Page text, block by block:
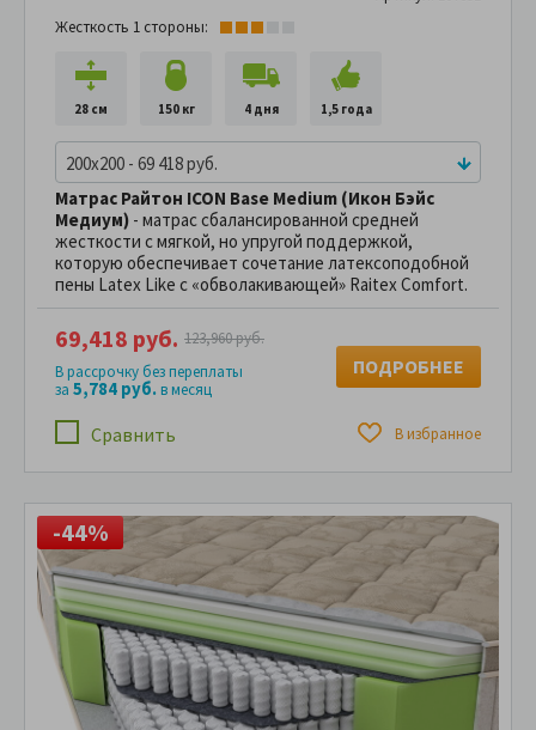
Жесткость 1 стороны:
28 см 150 кг 4 дня 1,5 года
200x200 - 69 418 руб.
Матрас Райтон ICON Base Medium (Икон Бэйс
Медиум) - матрас сбалансированной средней
жесткости с мягкой, но упругой поддержкой,
которую обеспечивает сочетание латексоподобной
пены Latex Like с «обволакивающей» Raitex Comfort.
Сравнить В избранное
69,418 руб. 123,960 руб.
В рассрочку без переплаты
за 5,784 руб.в месяц
ПОДРОБНЕЕ
-44%